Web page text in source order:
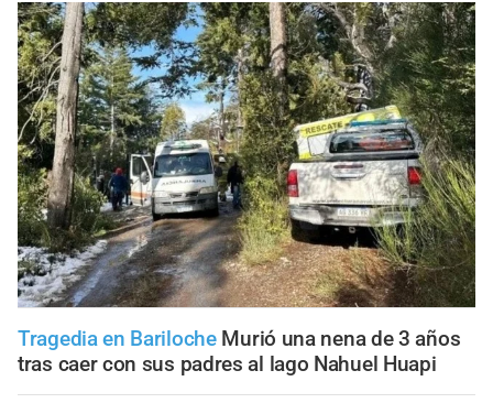
Tragedia en Bariloche Murió una nena de 3 años
tras caer con sus padres al lago Nahuel Huapi